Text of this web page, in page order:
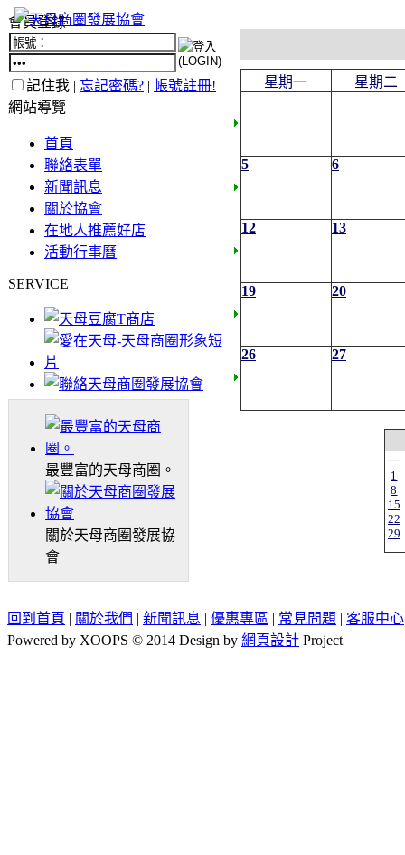
會員登錄
記住我 | 忘記密碼? | 帳號註冊!
網站導覽
首頁
聯絡表單
新聞訊息
關於協會
在地人推薦好店
活動行事曆
SERVICE
最豐富的天母商圈。
關於天母商圈發展協
會
星期一 星期二
5 6
12 13
19 20
26 27
一
1
8
15
22
29
回到首頁 | 關於我們 | 新聞訊息 | 優惠專區 | 常見問題 | 客服中心
Powered by XOOPS © 2014 Design by 網頁設計 Project